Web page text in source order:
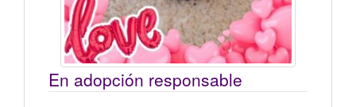
En adopción responsable